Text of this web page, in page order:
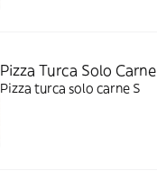
Pizza Turca Solo Carne
Pizza turca solo carne S